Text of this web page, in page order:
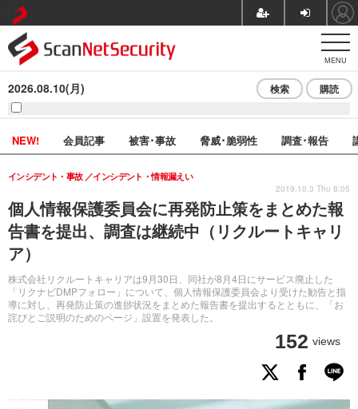
MENU
2026.08.10(月) 検索 購読
NEW! 会員記事 被害･事故 脅威･脆弱性 調査･報告
個人情報保護委員会に再発防止策をまとめた報
告書を提出、調査は継続中（リクルートキャリ
ア）
株式会社リクルートキャリアは9月30日、同社が8月4日にサービス廃止した
「リクナビDMPフォロー」について、個人情報保護委員会より受けた勧告と指
導に対し、再発防止策の進捗状況をまとめた報告書を提出するとともに、「お
詫びとご説明のためのページ」設置を発表した。
インシデント・事故 インシデント・情報漏えい
152 views
2019.10.3 Thu 8:05